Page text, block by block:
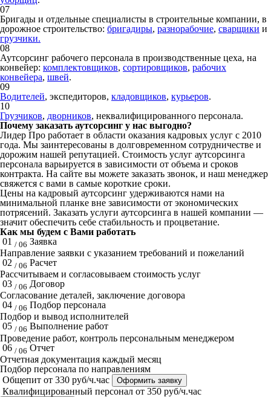
07
Бригады и отдельные специалисты в строительные компании, в
дорожное строительство: бригадиры, разнорабочие, сварщики и
грузчики.
08
Аутсорсинг рабочего персонала в производственные цеха, на
конвейер: комплектовщиков, сортировщиков, рабочих
конвейера, швей.
09
Водителей, экспедиторов, кладовщиков, курьеров.
10
Грузчиков, дворников, неквалифицированного персонала.
Почему заказать аутсорсинг у нас выгодно?
Лидер Про работает в области оказания кадровых услуг с 2010
года. Мы заинтересованы в долговременном сотрудничестве и
дорожим нашей репутацией. Стоимость услуг аутсорсинга
персонала варьируется в зависимости от объема и сроков
контракта. На сайте вы можете заказать звонок, и наш менеджер
свяжется с вами в самые короткие сроки.
Цены на кадровый аутсорсинг удерживаются нами на
минимальной планке вне зависимости от экономических
потрясений. Заказать услуги аутсорсинга в нашей компании —
значит обеспечить себе стабильность и процветание.
Как мы будем с Вами работать
01 / 06 Заявка
Направление заявки с указанием требований и пожеланий
02 / 06 Расчет
Рассчитываем и согласовываем стоимость услуг
03 / 06 Договор
Согласование деталей, заключение договора
04 / 06 Подбор персонала
Подбор и вывод исполнителей
05 / 06 Выполнение работ
Проведение работ, контроль персональным менеджером
06 / 06 Отчет
Отчетная документация каждый месяц
Подбор персонала по направлениям
Общепит от 330 руб/ч.час Оформить заявку
Квалифицированный персонал от 350 руб/ч.час